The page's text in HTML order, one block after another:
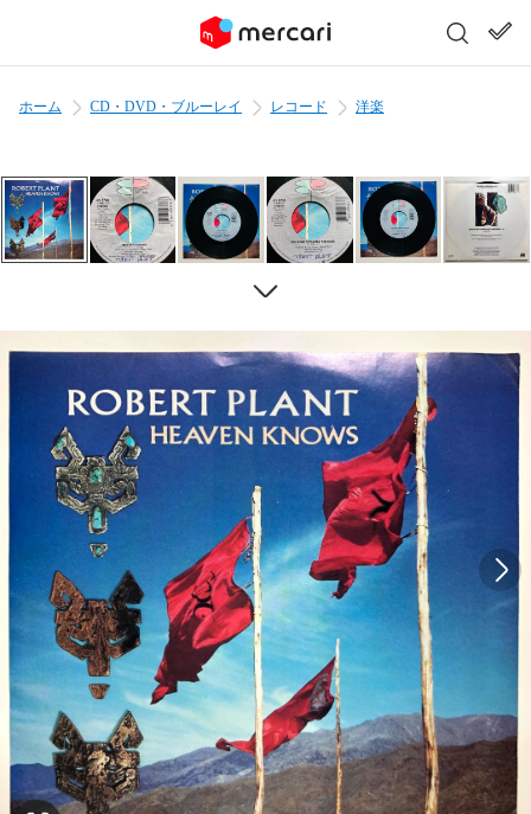
ホーム CD・DVD・ブルーレイ レコード 洋楽